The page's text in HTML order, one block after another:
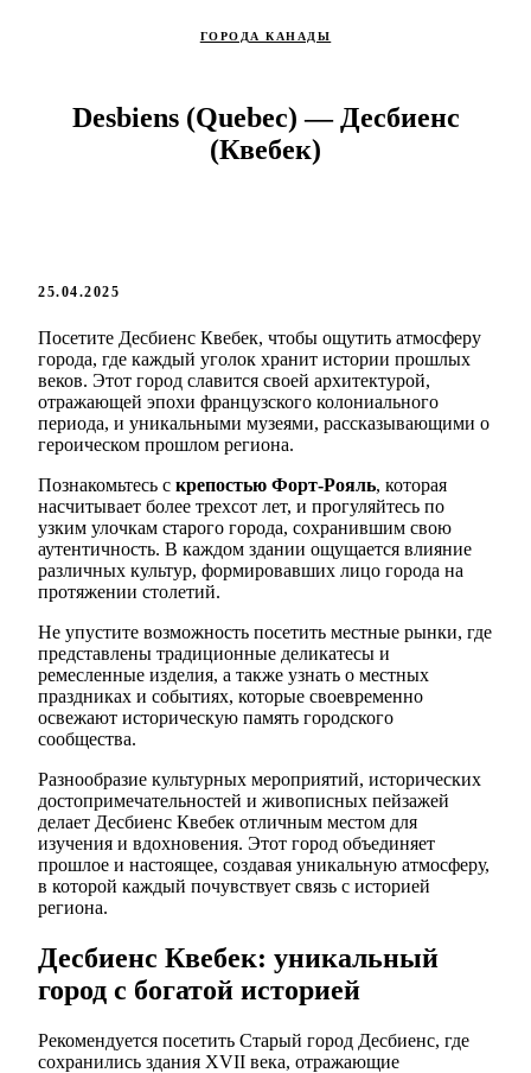
ГОРОДА КАНАДЫ
Desbiens (Quebec) — Десбиенс
(Квебек)
25.04.2025
Посетите Десбиенс Квебек, чтобы ощутить атмосферу
города, где каждый уголок хранит истории прошлых
веков. Этот город славится своей архитектурой,
отражающей эпохи французского колониального
периода, и уникальными музеями, рассказывающими о
героическом прошлом региона.
Познакомьтесь с крепостью Форт-Рояль, которая
насчитывает более трехсот лет, и прогуляйтесь по
узким улочкам старого города, сохранившим свою
аутентичность. В каждом здании ощущается влияние
различных культур, формировавших лицо города на
протяжении столетий.
Не упустите возможность посетить местные рынки, где
представлены традиционные деликатесы и
ремесленные изделия, а также узнать о местных
праздниках и событиях, которые своевременно
освежают историческую память городского
сообщества.
Разнообразие культурных мероприятий, исторических
достопримечательностей и живописных пейзажей
делает Десбиенс Квебек отличным местом для
изучения и вдохновения. Этот город объединяет
прошлое и настоящее, создавая уникальную атмосферу,
в которой каждый почувствует связь с историей
региона.
Десбиенс Квебек: уникальный
город с богатой историей
Рекомендуется посетить Старый город Десбиенс, где
сохранились здания XVII века, отражающие